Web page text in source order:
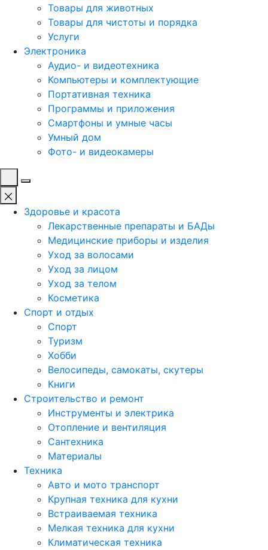
Товары для животных
Товары для чистоты и порядка
Услуги
Электроника
Аудио- и видеотехника
Компьютеры и комплектующие
Портативная техника
Программы и приложения
Смартфоны и умные часы
Умный дом
Фото- и видеокамеры
Здоровье и красота
Лекарственные препараты и БАДы
Медицинские приборы и изделия
Уход за волосами
Уход за лицом
Уход за телом
Косметика
Спорт и отдых
Спорт
Туризм
Хобби
Велосипеды, самокаты, скутеры
Книги
Строительство и ремонт
Инструменты и электрика
Отопление и вентиляция
Сантехника
Материалы
Техника
Авто и мото транспорт
Крупная техника для кухни
Встраиваемая техника
Мелкая техника для кухни
Климатическая техника